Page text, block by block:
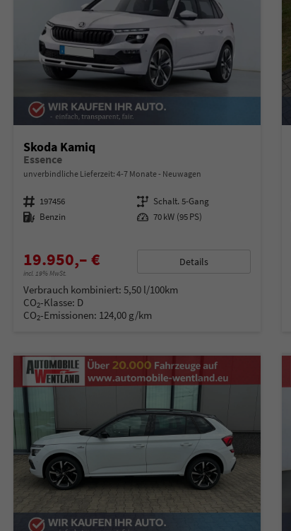
Skoda Kamiq
Essence
unverbindliche Lieferzeit: 4-7 Monate Neuwagen
Fahrzeugnummer 197456 Getriebe Schalt. 5-Gang
Kraftstoff Benzin Leistung 70 kW (95 PS)
19.950,– €
incl. 19% MwSt.
Details
Verbrauch kombiniert: 5,50 l/100km
CO2-Klasse: D
CO2-Emissionen: 124,00 g/km